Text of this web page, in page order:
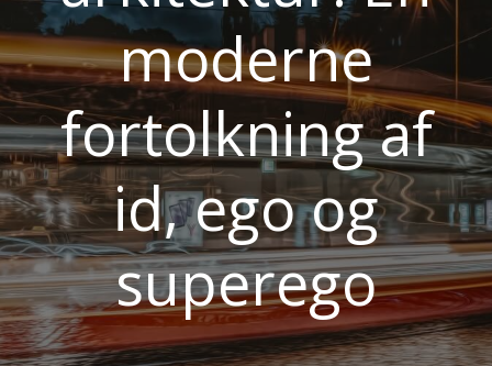
moderne
fortolkning af
id, ego og
superego